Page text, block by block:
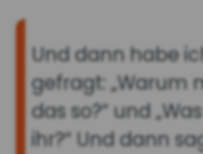
Und dann habe
gefragt: „Warum
das so?“ und
ihr?“ Und dann